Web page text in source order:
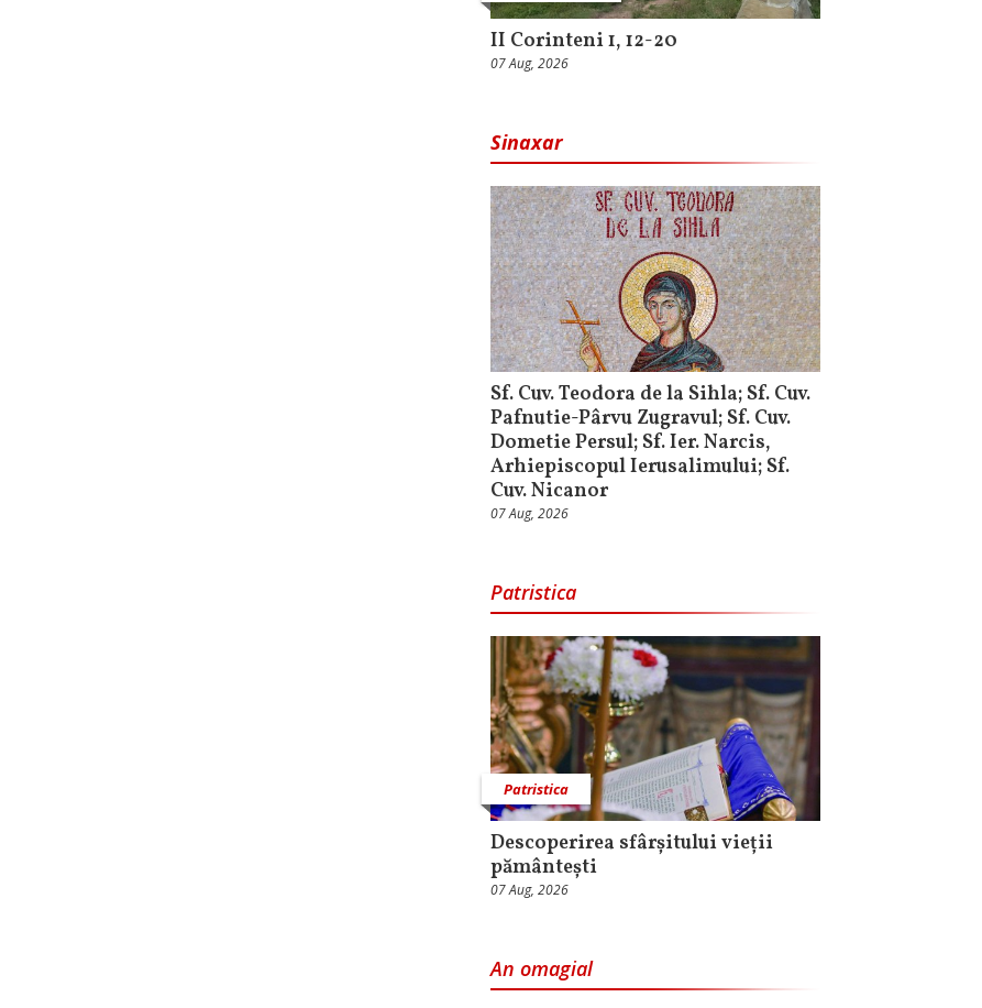
II Corinteni 1, 12-20
07 Aug, 2026
Sinaxar
Sf. Cuv. Teodora de la Sihla; Sf. Cuv.
Pafnutie-Pârvu Zugravul; Sf. Cuv.
Dometie Persul; Sf. Ier. Narcis,
Arhiepiscopul Ierusalimului; Sf.
Cuv. Nicanor
07 Aug, 2026
Patristica
Patristica
Descoperirea sfârșitului vieții
pământești
07 Aug, 2026
An omagial